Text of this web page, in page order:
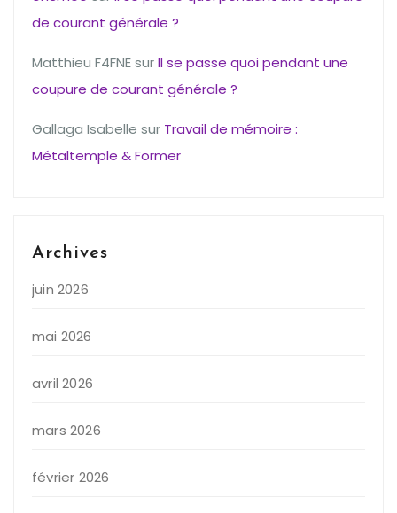
de courant générale ?
Matthieu F4FNEsurIl se passe quoi pendant une
coupure de courant générale ?
Gallaga Isabelle sur Travail de mémoire :
Métaltemple & Former
Archives
juin 2026
mai 2026
avril 2026
mars 2026
février 2026